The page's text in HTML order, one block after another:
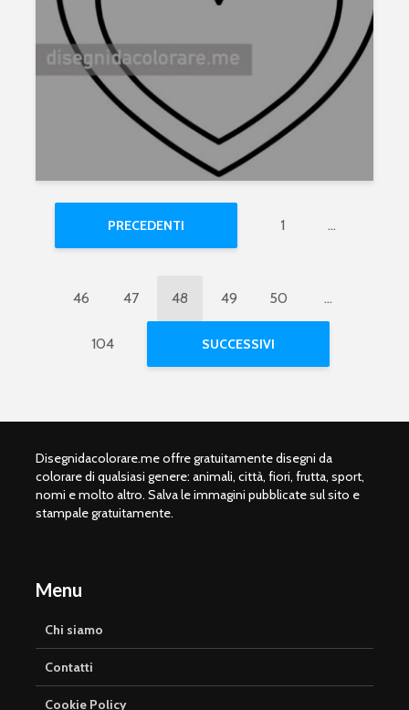
PRECEDENTI 1 …
46 47 48 49 50 …
104 SUCCESSIVI
Disegnidacolorare.me offre gratuitamente disegni da
colorare di qualsiasi genere: animali, città, fiori, frutta, sport,
nomi e molto altro. Salva le immagini pubblicate sul sito e
stampale gratuitamente.
Menu
Chi siamo
Contatti
Cookie Policy